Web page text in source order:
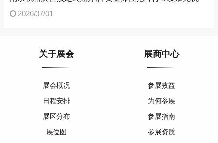
2026/07/01
关于展会
展会概况
日程安排
展区分布
展位图
展商中心
参展效益
为何参展
参展指南
参展资质